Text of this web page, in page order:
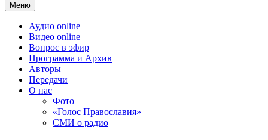
Меню
Аудио online
Видео online
Вопрос в эфир
Программа и Архив
Авторы
Передачи
О нас
Фото
«Голос Православия»
СМИ о радио